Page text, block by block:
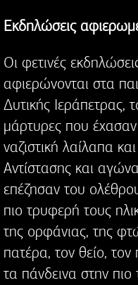
Εκδηλώσεις
Οι φετινές
αφιερώνονται στα
Δυτικής Ιεράπετρας,
μάρτυρες που
ναζιστική λαίλαπα
Αντίστασης και
επέζησαν του
πιο τρυφερή τους
της ορφάνιας, της
πατέρα, τον θείο,
τα πάνδεινα στην